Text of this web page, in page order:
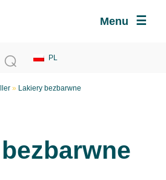
Menu
» Lakiery bezbarwne